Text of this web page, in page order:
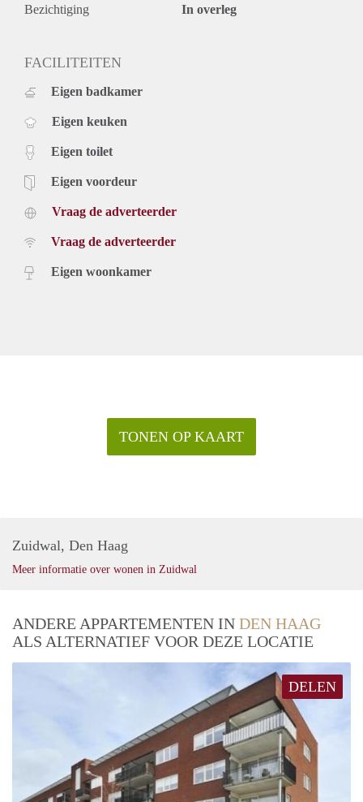
- Costs for an end of the tenancy standard cleaning: €110
Rental price: €1.550,- all inclusive - Furnished
Bezichtiging In overleg
FACILITEITEN
Eigen badkamer
Eigen keuken
Eigen toilet
Eigen voordeur
Vraag de adverteerder
Vraag de adverteerder
Eigen woonkamer
TONEN OP KAART
Zuidwal, Den Haag
Meer informatie over wonen in Zuidwal
ANDERE APPARTEMENTEN IN DEN HAAG
ALS ALTERNATIEF VOOR DEZE LOCATIE
DELEN